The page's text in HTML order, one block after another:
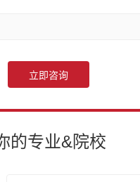
立即咨询
的专业&院校